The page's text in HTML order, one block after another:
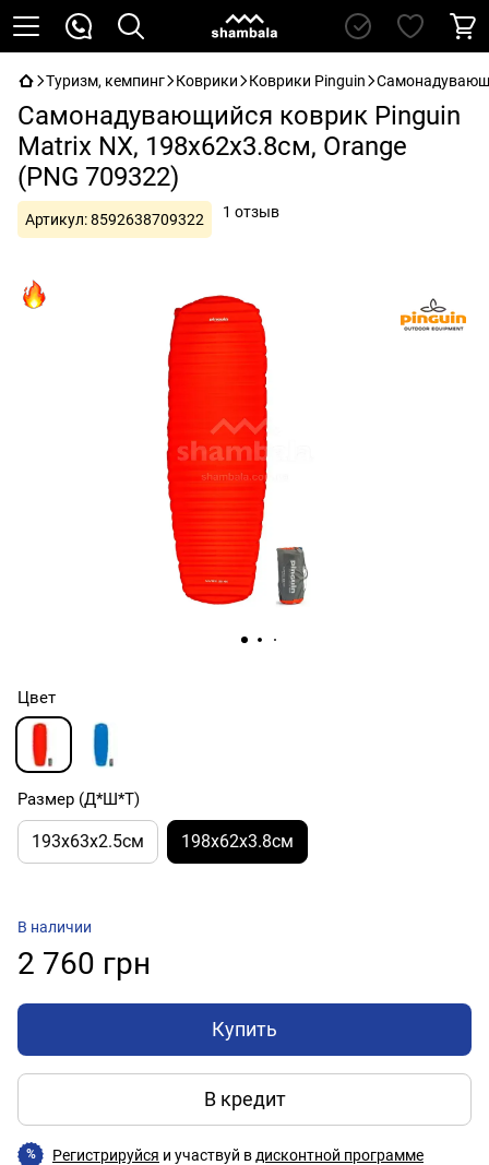
Туризм, кемпинг Коврики Коврики Pinguin
Самонадувающийся коврик Pinguin
Matrix NX, 198x62x3.8см, Orange
(PNG 709322)
Артикул:8592638709322 1 отзыв
Цвет
Размер (Д*Ш*Т)
193x63x2.5см 198x62x3.8см
В наличии
2 760 грн
Купить
В кредит
% Регистрируйся и участвуй в дисконтной программе